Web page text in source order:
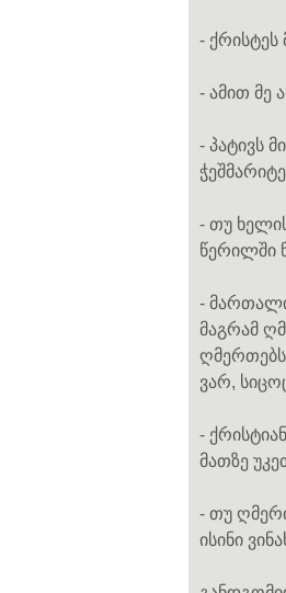
- ქრისტეს
- ამით მე
- პატივს
- თუ
წერილში
- მართალი
მაგრამ
ღმერთებს
ვარ,
-
მათზე
- თუ
ისინი